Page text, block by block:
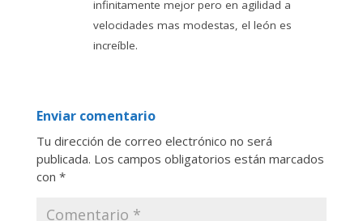
infinitamente mejor pero en agilidad a
velocidades mas modestas, el león es
increíble.
Enviar comentario
Tu dirección de correo electrónico no será
publicada. Los campos obligatorios están marcados
con *